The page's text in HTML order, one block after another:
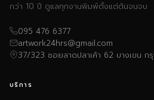
กว่า 10 ปี ดูแลทุกงานพิมพ์ตั้งแต่ต้นจนจบ
095 476 6377
artwork24hrs@gmail.com
37/323 ซอยลาดปลาเค้า 62 บางเขน ก
บริการ